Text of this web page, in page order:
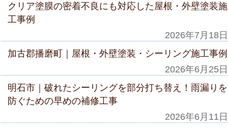
クリア塗膜の密着不良にも対応した屋根・外壁塗装施
工事例
2026年7月18日
加古郡播磨町｜屋根・外壁塗装・シーリング施工事例
2026年6月25日
明石市｜破れたシーリングを部分打ち替え！雨漏りを
防ぐための早めの補修工事
2026年6月11日